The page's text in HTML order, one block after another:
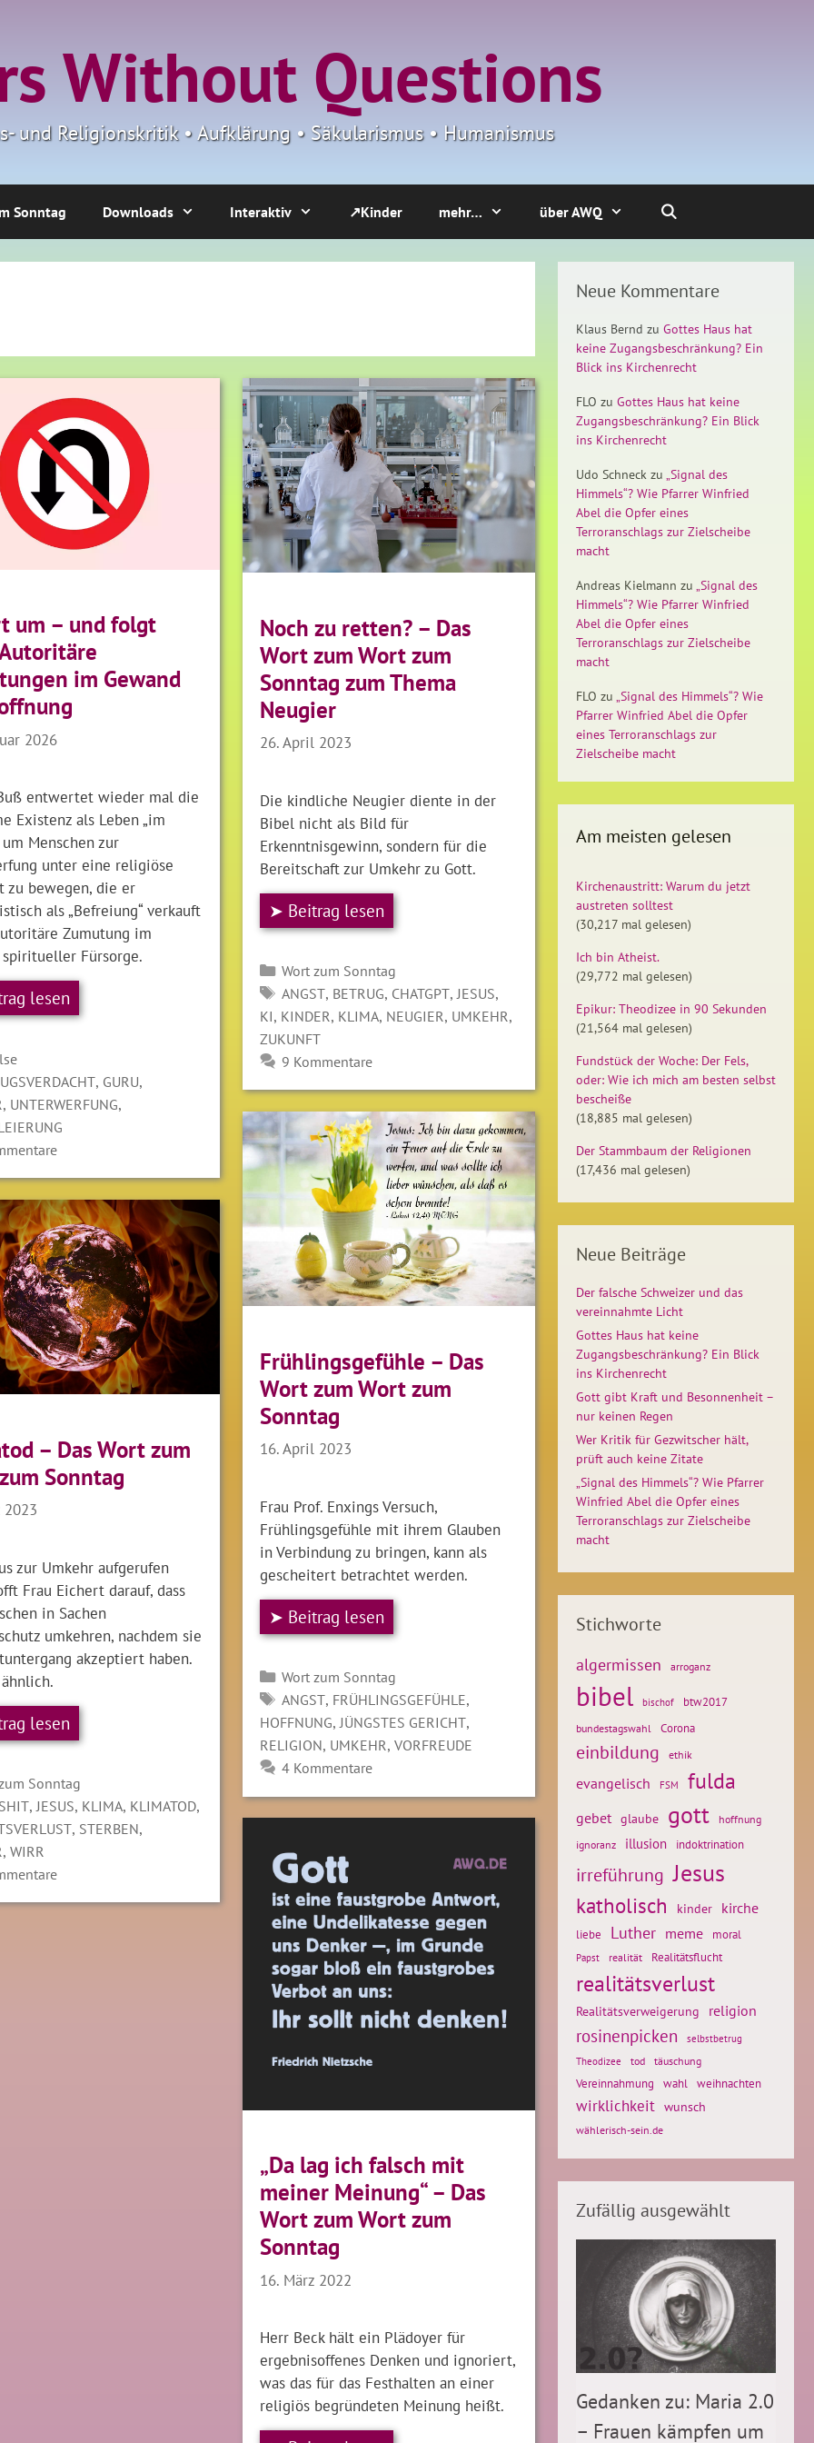
Without Questions
und Religionskritik • Aufklärung • Säkularismus • Humanismus
Sonntag Downloads Interaktiv ↗Kinder mehr… über AWQ
um – und folgt
im Gewand
2026
entwertet wieder mal die
Existenz als Leben „im
um Menschen zur
unter eine religiöse
zu bewegen, die er
als „Befreiung“ verkauft
Zumutung im
spiritueller Fürsorge.
lesen
, GURU,
, UNTERWERFUNG,
Noch zu retten? – Das
Wort zum Wort zum
Sonntag zum Thema
Neugier
26. April 2023
Die kindliche Neugier diente in der
Bibel nicht als Bild für
Erkenntnisgewinn, sondern für die
Bereitschaft zur Umkehr zu Gott.
➤ Beitrag lesen
Kategorien
Wort zum Sonntag
SCHLAGWÖRTER
ANGST, BETRUG, CHATGPT,JESUS,
KI, KINDER, KLIMA, NEUGIER, UMKEHR,
ZUKUNFT
9 Kommentare
Frühlingsgefühle – Das
Wort zum Wort zum
Sonntag
16. April 2023
Frau Prof. Enxings Versuch,
Frühlingsgefühle mit ihrem Glauben
in Verbindung zu bringen, kann als
gescheitert betrachtet werden.
➤ Beitrag lesen
Kategorien
Wort zum Sonntag
SCHLAGWÖRTER
ANGST, FRÜHLINGSGEFÜHLE,
HOFFNUNG,JÜNGSTES GERICHT,
RELIGION, UMKEHR,VORFREUDE
4 Kommentare
– Das Wort zum
Sonntag
2023
zur Umkehr aufgerufen
Frau Eichert darauf, dass
in Sachen
umkehren, nachdem sie
akzeptiert haben.
lesen
Sonntag
,JESUS, KLIMA, KLIMATOD,
, STERBEN,
, WIRR
„Da lag ich falsch mit
meiner Meinung“ – Das
Wort zum Wort zum
Sonntag
16. März 2022
Herr Beck hält ein Plädoyer für
ergebnisoffenes Denken und ignoriert,
was das für das Festhalten an einer
religiös begründeten Meinung heißt.
Neue Kommentare
Klaus Bernd zu Gottes Haus hat
keine Zugangsbeschränkung? Ein
Blick ins Kirchenrecht
FLO zu Gottes Haus hat keine
Zugangsbeschränkung? Ein Blick
ins Kirchenrecht
Udo Schneck zu „Signal des
Himmels“? Wie Pfarrer Winfried
Abel die Opfer eines
Terroranschlags zur Zielscheibe
macht
Andreas Kielmann zu „Signal des
Himmels“? Wie Pfarrer Winfried
Abel die Opfer eines
Terroranschlags zur Zielscheibe
macht
FLO zu „Signal des Himmels“? Wie
Pfarrer Winfried Abel die Opfer
eines Terroranschlags zur
Zielscheibe macht
Am meisten gelesen
Kirchenaustritt: Warum du jetzt
austreten solltest
(30,217 mal gelesen)
Ich bin Atheist.
(29,772 mal gelesen)
Epikur: Theodizee in 90 Sekunden
(21,564 mal gelesen)
Fundstück der Woche: Der Fels,
oder: Wie ich mich am besten selbst
bescheiße
(18,885 mal gelesen)
Der Stammbaum der Religionen
(17,436 mal gelesen)
Neue Beiträge
Der falsche Schweizer und das
vereinnahmte Licht
Gottes Haus hat keine
Zugangsbeschränkung? Ein Blick
ins Kirchenrecht
Gott gibt Kraft und Besonnenheit –
nur keinen Regen
Wer Kritik für Gezwitscher hält,
prüft auch keine Zitate
„Signal des Himmels“? Wie Pfarrer
Winfried Abel die Opfer eines
Terroranschlags zur Zielscheibe
macht
Stichworte
algermissen arroganz
bibel bischof btw2017
bundestagswahl Corona
einbildung ethik
evangelisch FSM fulda
gebet glaube gott
hoffnung
ignoranz
illusion indoktrination
irreführung Jesus
katholisch kinder kirche
liebe Luther meme moral
Papst realität Realitätsflucht
realitätsverlust
Realitätsverweigerung religion
rosinenpicken
selbstbetrug
Theodizee
tod täuschung
Vereinnahmung wahl weihnachten
wirklichkeit wunsch
wählerisch-sein.de
Zufällig ausgewählt
Gedanken zu: Maria 2.0
– Frauen kämpfen um